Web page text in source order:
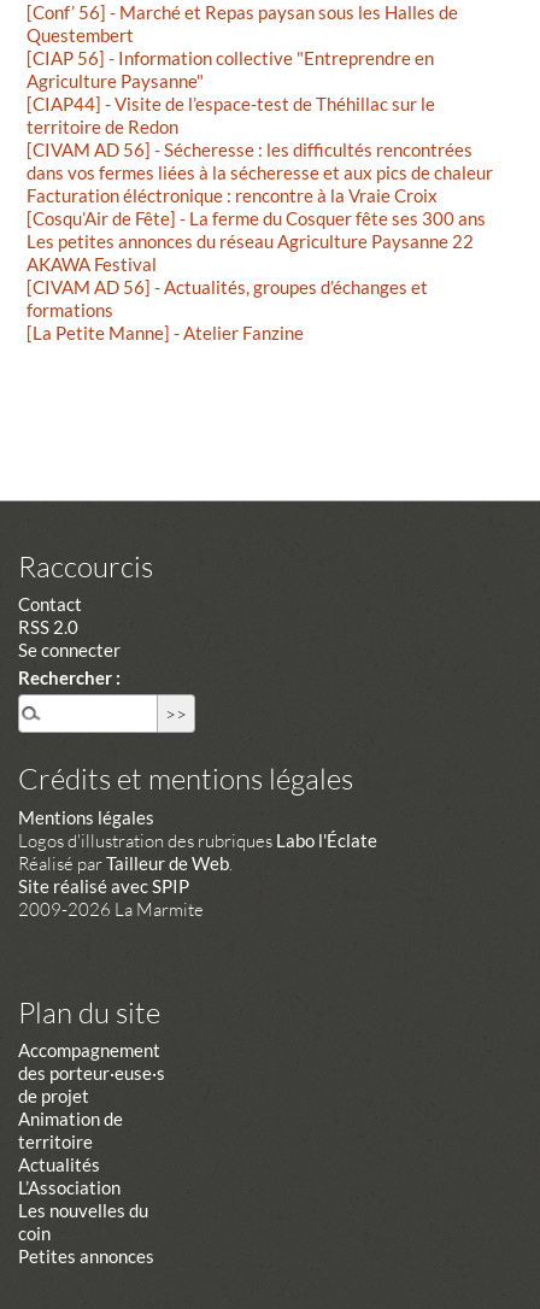
[Conf’ 56] - Marché et Repas paysan sous les Halles de
Questembert
[CIAP 56] - Information collective "Entreprendre en
Agriculture Paysanne"
[CIAP44] - Visite de l’espace-test de Théhillac sur le
territoire de Redon
[CIVAM AD 56] - Sécheresse : les difficultés rencontrées
dans vos fermes liées à la sécheresse et aux pics de chaleur
Facturation éléctronique : rencontre à la Vraie Croix
[Cosqu’Air de Fête] - La ferme du Cosquer fête ses 300 ans
Les petites annonces du réseau Agriculture Paysanne 22
AKAWA Festival
[CIVAM AD 56] - Actualités, groupes d’échanges et
formations
[La Petite Manne] - Atelier Fanzine
Raccourcis
Contact
RSS 2.0
Se connecter
Rechercher :
Crédits et mentions légales
Mentions légales
Logos d'illustration des rubriques Labo l'Éclate
Réalisé parTailleur de Web
Site réalisé avec SPIP
2009-2026 La Marmite
Plan du site
Accompagnement
des porteur·euse·s
de projet
Animation de
territoire
Actualités
L’Association
Les nouvelles du
coin
Petites annonces